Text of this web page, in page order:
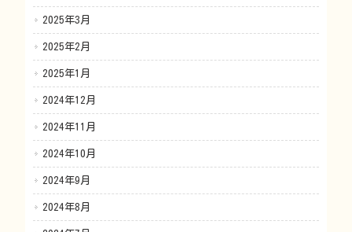
2025年3月
2025年2月
2025年1月
2024年12月
2024年11月
2024年10月
2024年9月
2024年8月